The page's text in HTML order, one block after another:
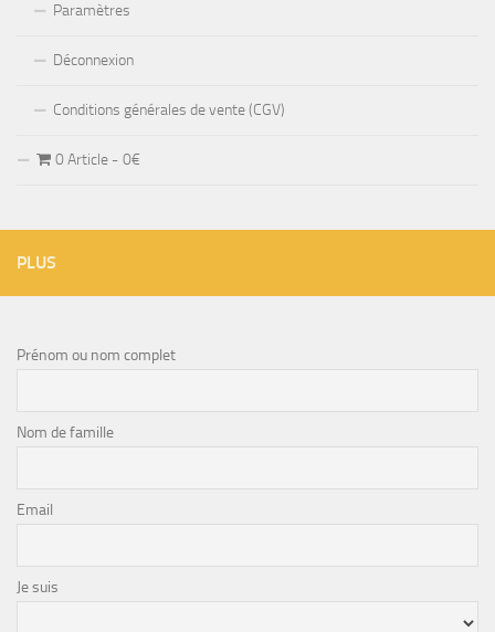
Paramètres
Déconnexion
Conditions générales de vente (CGV)
0 Article 0€
PLUS
Prénom ou nom complet
Nom de famille
Email
Je suis